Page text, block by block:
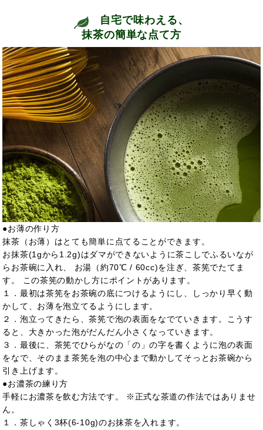
自宅で味わえる、
抹茶の簡単な点て方
●お薄の作り方
抹茶（お薄）はとても簡単に点てることができます。
お抹茶(1gから1.2g)はダマができないように茶こしでふるいなが
らお茶碗に入れ、 お湯（約70℃ / 60cc)を注ぎ、茶筅でたてま
す。 この茶筅の動かし方にポイントがあります。
１．最初は茶筅をお茶碗の底につけるようにし、しっかり早く動
かして、お薄を泡立てるようにします。
２．泡立ってきたら、茶筅で泡の表面をなでていきます。こうす
ると、大きかった泡がだんだん小さくなっていきます。
３．最後に、茶筅でひらがなの「の」の字を書くように泡の表面
をなで、そのまま茶筅を泡の中心まで動かしてそっとお茶碗から
引き上げます。
●お濃茶の練り方
手軽にお濃茶を飲む方法です。 ※正式な茶道の作法ではありませ
ん。
１．茶しゃく3杯(6-10g)のお抹茶を入れます。